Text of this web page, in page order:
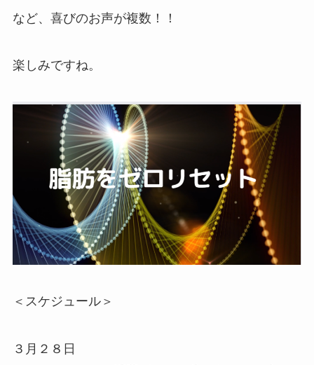
など、喜びのお声が複数！！
楽しみですね。
＜スケジュール＞
３月２８日